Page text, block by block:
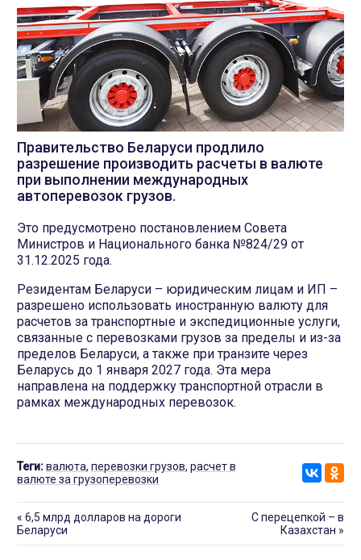
Правительство Беларуси продлило
разрешение производить расчеты в валюте
при выполнении международных
автоперевозок грузов.
Это предусмотрено постановлением Совета
Министров и Национального банка №824/29 от
31.12.2025 года.
Резидентам Беларуси – юридическим лицам и ИП –
разрешено использовать иностранную валюту для
расчетов за транспортные и экспедиционные услуги,
связанные с перевозками грузов за пределы и из-за
пределов Беларуси, а также при транзите через
Беларусь до 1 января 2027 года. Эта мера
направлена на поддержку транспортной отрасли в
рамках международных перевозок.
Теги:валюта, перевозки грузов, расчет в
валюте за грузоперевозки
« 6,5 млрд долларов на дороги
Беларуси
С перецепкой – в
Казахстан »